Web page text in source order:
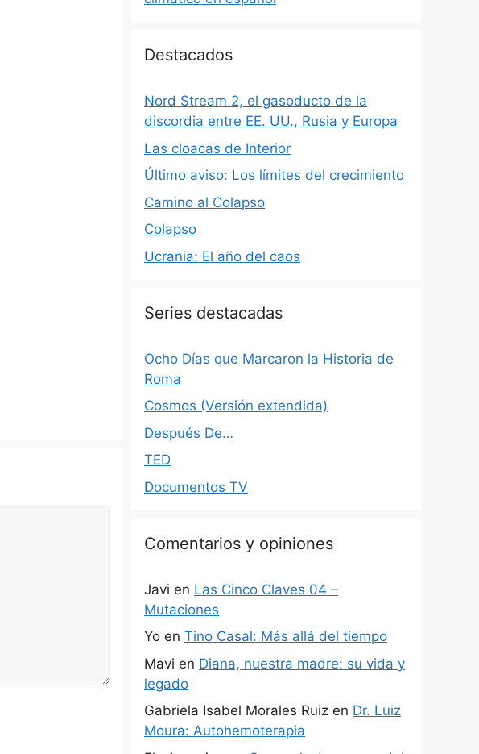
Destacados
Nord Stream 2, el gasoducto de la
discordia entre EE. UU., Rusia y Europa
Las cloacas de Interior
Último aviso: Los límites del crecimiento
Camino al Colapso
Colapso
Ucrania: El año del caos
Series destacadas
Ocho Días que Marcaron la Historia de
Roma
Cosmos (Versión extendida)
Después De…
TED
Documentos TV
Comentarios y opiniones
Javi en Las Cinco Claves 04 –
Mutaciones
Yo en Tino Casal: Más allá del tiempo
Mavi en Diana, nuestra madre: su vida y
legado
Gabriela Isabel Morales Ruiz en Dr. Luiz
Moura: Autohemoterapia